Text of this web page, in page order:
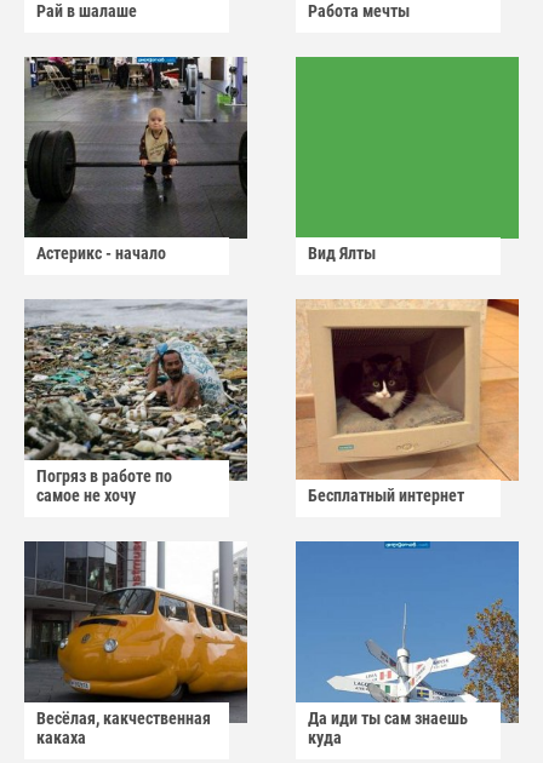
Рай в шалаше Работа мечты
Астерикс - начало Вид Ялты
Погряз в работе по
самое не хочу
Бесплатный интернет
Весёлая, какчественная
какаха
Да иди ты сам знаешь
куда